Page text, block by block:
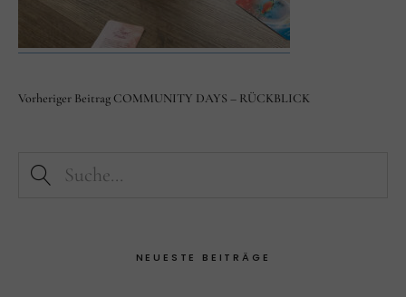
Vorheriger Beitrag COMMUNITY DAYS – RÜCKBLICK
NEUESTE BEITRÄGE